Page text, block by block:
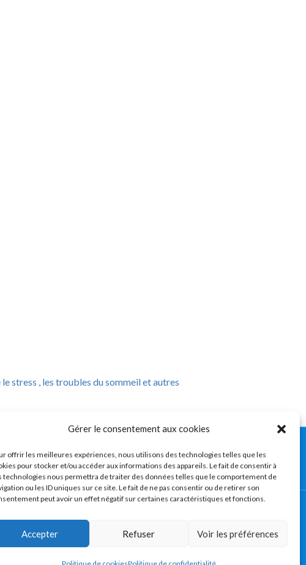
Gérer le consentement aux cookies
offrir les meilleures expériences, nous utilisons des technologies telles que les
pour stocker et/ou accéder aux informations des appareils. Le fait de consentir à
technologies nous permettra de traiter des données telles que le comportement de
ou les ID uniques sur ce site. Le fait de ne pas consentir ou de retirer son
peut avoir un effet négatif sur certaines caractéristiques et fonctions.
Accepter Refuser Voir les préférences
stress , les troubles du sommeil et autres
temporo-mandibulaire) – Troubles
Douleurs et/ou blocages de la mâchoire